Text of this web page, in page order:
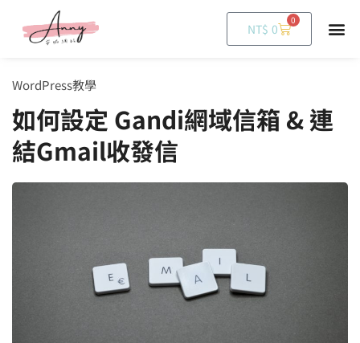
NT$ 0
0
購
物
WordPress教學
如何設定 Gandi網域信箱 & 連
結Gmail收發信